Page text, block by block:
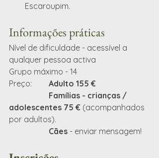
Escaroupim.
Informações práticas
Nível de dificuldade - acessível a
qualquer pessoa activa
Grupo máximo - 14
Adulto 155 €
adolescentes 75 € (acompanhados
por adultos).
Cães - enviar mensagem!